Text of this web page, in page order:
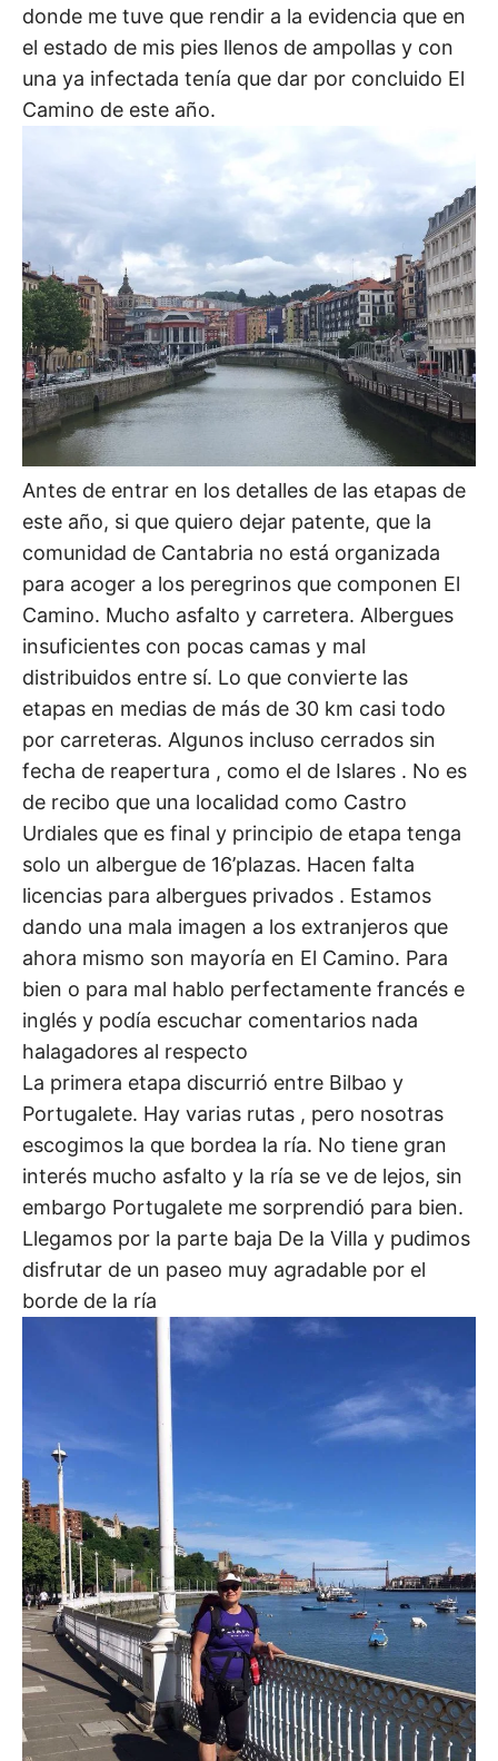
donde me tuve que rendir a la evidencia que en
el estado de mis pies llenos de ampollas y con
una ya infectada tenía que dar por concluido El
Camino de este año.
Antes de entrar en los detalles de las etapas de
este año, si que quiero dejar patente, que la
comunidad de Cantabria no está organizada
para acoger a los peregrinos que componen El
Camino. Mucho asfalto y carretera. Albergues
insuficientes con pocas camas y mal
distribuidos entre sí. Lo que convierte las
etapas en medias de más de 30 km casi todo
por carreteras. Algunos incluso cerrados sin
fecha de reapertura , como el de Islares . No es
de recibo que una localidad como Castro
Urdiales que es final y principio de etapa tenga
solo un albergue de 16’plazas. Hacen falta
licencias para albergues privados . Estamos
dando una mala imagen a los extranjeros que
ahora mismo son mayoría en El Camino. Para
bien o para mal hablo perfectamente francés e
inglés y podía escuchar comentarios nada
halagadores al respecto
La primera etapa discurrió entre Bilbao y
Portugalete. Hay varias rutas , pero nosotras
escogimos la que bordea la ría. No tiene gran
interés mucho asfalto y la ría se ve de lejos, sin
embargo Portugalete me sorprendió para bien.
Llegamos por la parte baja De la Villa y pudimos
disfrutar de un paseo muy agradable por el
borde de la ría